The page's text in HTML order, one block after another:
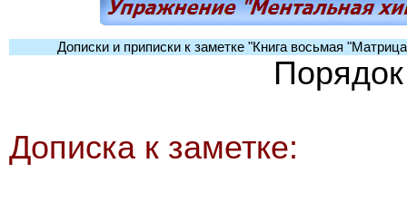
Дописки и приписки к заметке "Книга восьмая
Дописка к заметке: